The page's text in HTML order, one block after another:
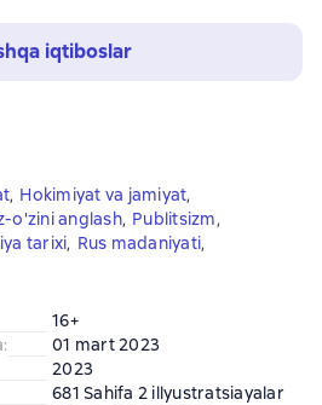
iqtiboslar
, Hokimiyat va jamiyat,
o'zini anglash, Publitsizm,
tarixi, Rus madaniyati,
16+
:
01 mart 2023
2023
681 Sahifa 2 illyustratsiayalar